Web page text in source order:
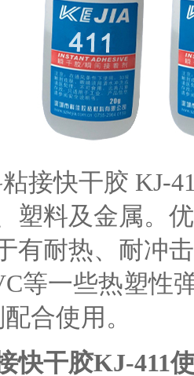
接快干胶 KJ-
塑料及金属。
有耐热、耐冲
等一些热塑性
合使用。
快干胶KJ-411